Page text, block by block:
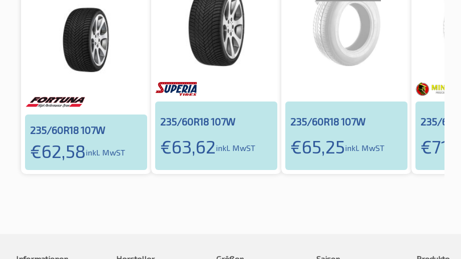
235/60R18 107W
€62,58inkl. MwST
235/60R18 107W
€63,62inkl. MwST
235/60R18 107W
€65,25inkl. MwST
235/
€71,63